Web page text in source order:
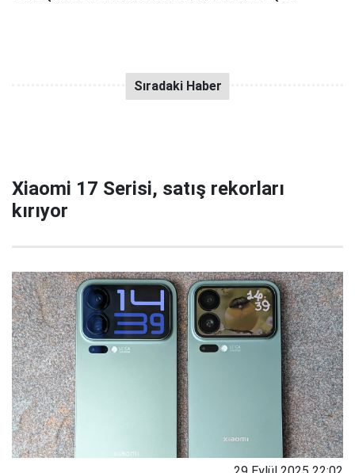
Xiaomi 17 Serisi, satış rekorları
kırıyor